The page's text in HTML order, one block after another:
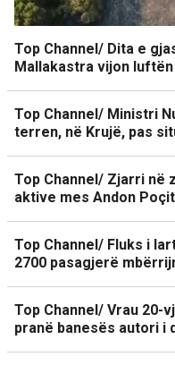
Top Channel/ Dita e
Mallakastra vijon
Top Channel/ Ministri
terren, në Krujë, pas
Top Channel/ Zjarri në
aktive mes Andon
Top Channel/ Fluks i
2700 pasagjerë
Top Channel/ Vrau
pranë banesës autori i